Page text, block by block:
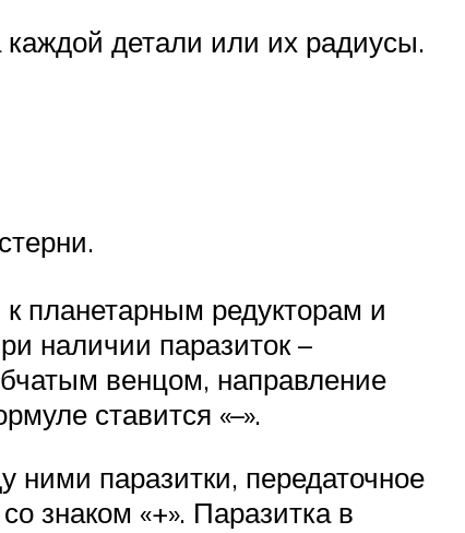
каждой детали или их радиусы.
планетарным редукторам и
наличии паразиток –
венцом, направление
ставится «–».
паразитки, передаточное
знаком «+». Паразитка в